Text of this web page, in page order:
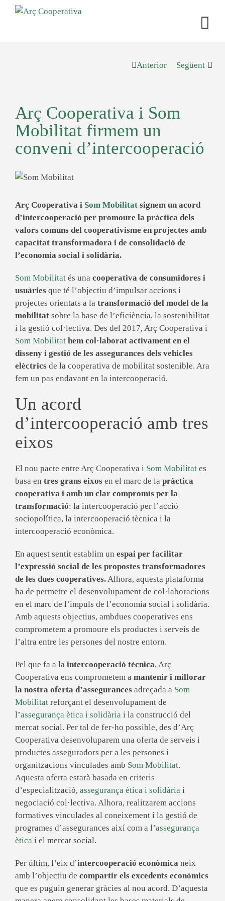
Anterior Següent
Arç Cooperativa i Som
Mobilitat firmem un
conveni d’intercooperació
Arç Cooperativa i Som Mobilitat signem un acord
d’intercooperació per promoure la pràctica dels
valors comuns del cooperativisme en projectes amb
capacitat transformadora i de consolidació de
l’economia social i solidària.
Som Mobilitat és una cooperativa de consumidores i
usuàries que té l’objectiu d’impulsar accions i
projectes orientats a la transformació del model de la
mobilitat sobre la base de l’eficiència, la sostenibilitat
i la gestió col·lectiva. Des del 2017, Arç Cooperativa i
Som Mobilitat hem col·laborat activament en el
disseny i gestió de les assegurances dels vehicles
elèctrics de la cooperativa de mobilitat sostenible. Ara
fem un pas endavant en la intercooperació.
Un acord
d’intercooperació amb tres
eixos
El nou pacte entre Arç Cooperativa i Som Mobilitat es
basa en tres grans eixos en el marc de la pràctica
cooperativa i amb un clar compromís per la
transformació: la intercooperació per l’acció
sociopolítica, la intercooperació tècnica i la
intercooperació econòmica.
En aquest sentit establim un espai per facilitar
l’expressió social de les propostes transformadores
de les dues cooperatives.Alhora, aquesta plataforma
ha de permetre el desenvolupament de col·laboracions
en el marc de l’impuls de l’economia social i solidària.
Amb aquests objectius, ambdues cooperatives ens
comprometem a promoure els productes i serveis de
l’altra entre les persones del nostre entorn.
Pel que fa a la intercooperació tècnica, Arç
Cooperativa ens comprometem a mantenir i millorar
la nostra oferta d’assegurances adreçada a Som
Mobilitat reforçant el desenvolupament de
l’assegurança ètica i solidària i la construcció del
mercat social. Per tal de fer-ho possible, des d’Arç
Cooperativa desenvoluparem una oferta de serveis i
productes asseguradors per a les persones i
organitzacions vinculades amb Som Mobilitat.
Aquesta oferta estarà basada en criteris
d’especialització, assegurança ètica i solidària i
negociació col·lectiva. Alhora, realitzarem accions
formatives vinculades al coneixement i la gestió de
programes d’assegurances així com a l’assegurança
ètica i el mercat social.
Per últim, l’eix d’intercooperació econòmica neix
amb l’objectiu de compartir els excedents econòmics
que es puguin generar gràcies al nou acord. D’aquesta